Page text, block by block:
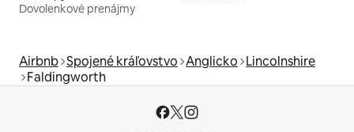
Dovolenkové prenájmy
Airbnb Spojené kráľovstvo Anglicko Lincolnshire
Faldingworth